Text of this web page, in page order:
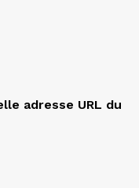
adresse URL du